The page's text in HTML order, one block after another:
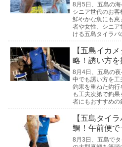
8月5日、五島の
シニア世代のお
鮮やかな魚にも
者や女性、シニ
ける五島タイラバ
【五島イカ
略！誘い方
8月4日、五島の
中でも誘い方を
釣果を重ねた釣
も工夫次第で釣
者にもおすすめの
【五島タイ
鯛！午前便
8月3日、五島で